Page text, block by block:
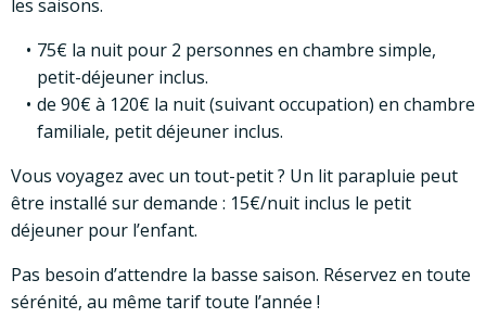
les saisons.
75€ la nuit pour 2 personnes en chambre simple,
petit-déjeuner inclus.
de 90€ à 120€ la nuit (suivant occupation) en chambre
familiale, petit déjeuner inclus.
Vous voyagez avec un tout-petit ? Un lit parapluie peut
être installé sur demande : 15€/nuit inclus le petit
déjeuner pour l’enfant.
Pas besoin d’attendre la basse saison. Réservez en toute
sérénité, au même tarif toute l’année !